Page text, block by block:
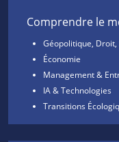
Comprendre le
Géopolitique, Droit,
Économie
Management &
IA & Technologies
Transitions